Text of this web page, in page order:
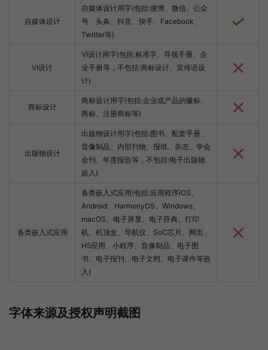
自媒体设计
自媒体设计用字(包括:微博、微信、公众
号、头条、抖音、快手、Facebook、
Twitter等)
VI设计
VI设计用字(包括:标准字、导视手册、企
业手册等，不包括:商标设计、宣传语设
计)
商标设计
商标设计用字(包括:企业或产品的徽标、
商标、注册商标等)
出版物设计
出版物设计用字(包括:图书、配套手册、
音像制品、内部刊物、报纸、杂志、学会
会刊、年度报告等，不包括:电子出版物
嵌入)
各类嵌入式应用
各类嵌入式应用(包括:应用程序iOS、
Android、HarmonyOS、Windows、
macOS、电子屏显、电子辞典、打印
机、机顶盒、导航仪、SoC芯片、网页、
H5应用、小程序、音像制品、电子图
书、电子报刊、电子文档、电子课件等嵌
入)
字体来源及授权声明截图